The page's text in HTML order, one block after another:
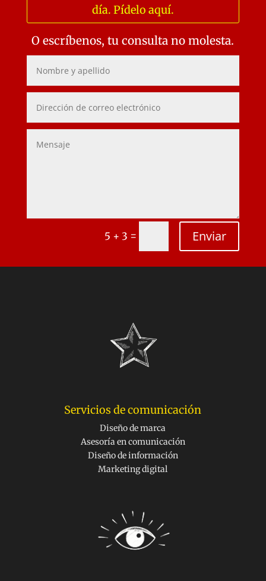
día. Pídelo aquí.
O escríbenos, tu consulta no molesta.
5 + 3 = Enviar
Servicios de comunicación
Diseño de marca
Asesoría en comunicación
Diseño de información
Marketing digital